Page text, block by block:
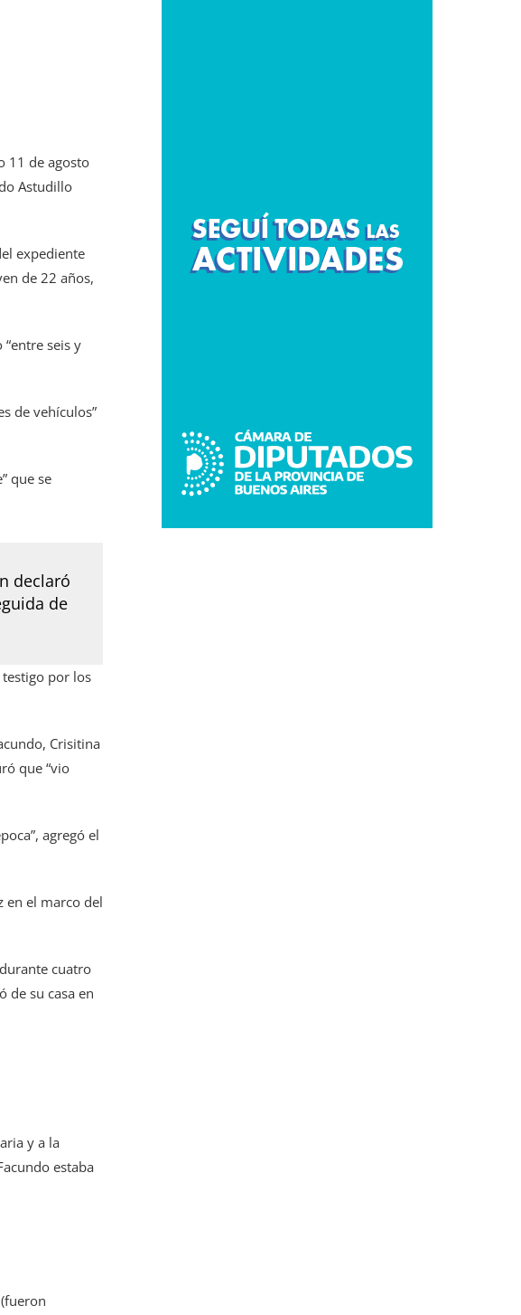
11 de agosto
Astudillo
expediente
de 22 años,
seis y
de vehículos”
que se
declaró
de
por los
Crisitina
que “vio
agregó el
en el marco del
cuatro
de su casa en
y a la
estaba